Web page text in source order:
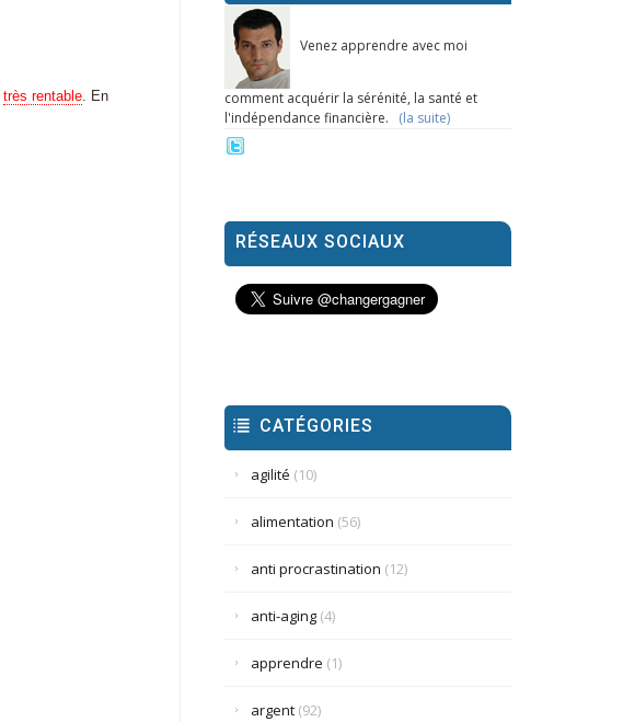
très rentable. En
Venez apprendre avec moi
comment acquérir la sérénité, la santé et
l'indépendance financière. (la suite)
RÉSEAUX SOCIAUX
CATÉGORIES
agilité (10)
alimentation (56)
anti procrastination (12)
anti-aging(4)
apprendre (1)
argent(92)